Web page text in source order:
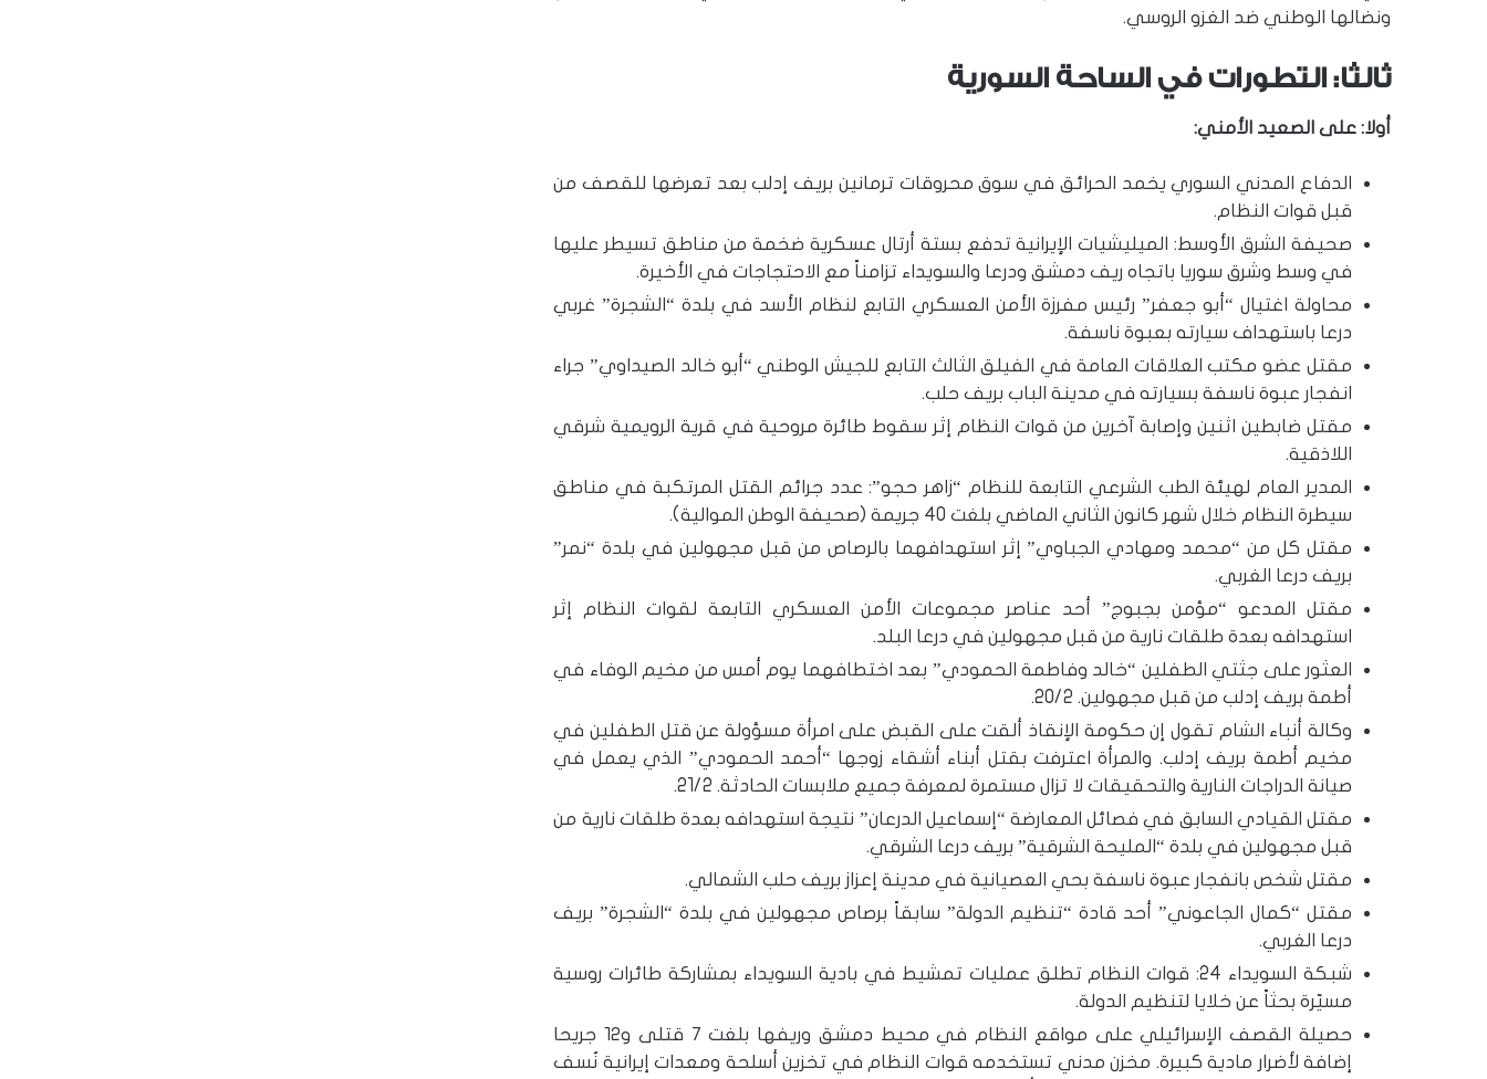
ونضالها الوطني ضد الغزو الروسي.
ثالثا: التطورات في الساحة السورية
أولا: على الصعيد الأمني:
الدفاع المدني السوري يخمد الحرائق في سوق محروقات ترمانين بريف إدلب بعد تعرضها للقصف من
قبل قوات النظام.
صحيفة الشرق الأوسط: الميليشيات الإيرانية تدفع بستة أرتال عسكرية ضخمة من مناطق تسيطر عليها
في وسط وشرق سوريا باتجاه ريف دمشق ودرعا والسويداء تزامناً مع الاحتجاجات في الأخيرة.
محاولة اغتيال “أبو جعفر” رئيس مفرزة الأمن العسكري التابع لنظام الأسد في بلدة “الشجرة” غربي
درعا باستهداف سيارته بعبوة ناسفة.
مقتل عضو مكتب العلاقات العامة في الفيلق الثالث التابع للجيش الوطني “أبو خالد الصيداوي” جراء
انفجار عبوة ناسفة بسيارته في مدينة الباب بريف حلب.
مقتل ضابطين اثنين وإصابة آخرين من قوات النظام إثر سقوط طائرة مروحية في قرية الرويمية شرقي
اللاذقية.
المدير العام لهيئة الطب الشرعي التابعة للنظام “زاهر حجو”: عدد جرائم القتل المرتكبة في مناطق
سيطرة النظام خلال شهر كانون الثاني الماضي بلغت 40 جريمة (صحيفة الوطن الموالية).
مقتل كل من “محمد ومهادي الجباوي” إثر استهدافهما بالرصاص من قبل مجهولين في بلدة “نمر”
بريف درعا الغربي.
مقتل المدعو “مؤمن بجبوج” أحد عناصر مجموعات الأمن العسكري التابعة لقوات النظام إثر
استهدافه بعدة طلقات نارية من قبل مجهولين في درعا البلد.
العثور على جثتي الطفلين “خالد وفاطمة الحمودي” بعد اختطافهما يوم أمس من مخيم الوفاء في
أطمة بريف إدلب من قبل مجهولين. 20/2.
وكالة أنباء الشام تقول إن حكومة الإنقاذ ألقت على القبض على امرأة مسؤولة عن قتل الطفلين في
مخيم أطمة بريف إدلب. والمرأة اعترفت بقتل أبناء أشقاء زوجها “أحمد الحمودي” الذي يعمل في
صيانة الدراجات النارية والتحقيقات لا تزال مستمرة لمعرفة جميع ملابسات الحادثة. 21/2.
مقتل القيادي السابق في فصائل المعارضة “إسماعيل الدرعان” نتيجة استهدافه بعدة طلقات نارية من
قبل مجهولين في بلدة “المليحة الشرقية” بريف درعا الشرقي.
مقتل شخص بانفجار عبوة ناسفة بحي العصيانية في مدينة إعزاز بريف حلب الشمالي.
مقتل “كمال الجاعوني” أحد قادة “تنظيم الدولة” سابقاً برصاص مجهولين في بلدة “الشجرة” بريف
درعا الغربي.
شبكة السويداء 24: قوات النظام تطلق عمليات تمشيط في بادية السويداء بمشاركة طائرات روسية
مسيّرة بحثاً عن خلايا لتنظيم الدولة.
حصيلة القصف الإسرائيلي على مواقع النظام في محيط دمشق وريفها بلغت ٧ قتلى و١٢ جريحا
إضافة لأضرار مادية كبيرة. مخزن مدني تستخدمه قوات النظام في تخزين أسلحة ومعدات إيرانية نُسف